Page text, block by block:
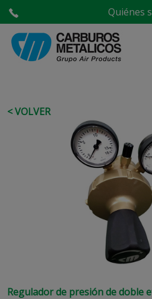
Quiénes
< VOLVER
Regulador de presión de doble